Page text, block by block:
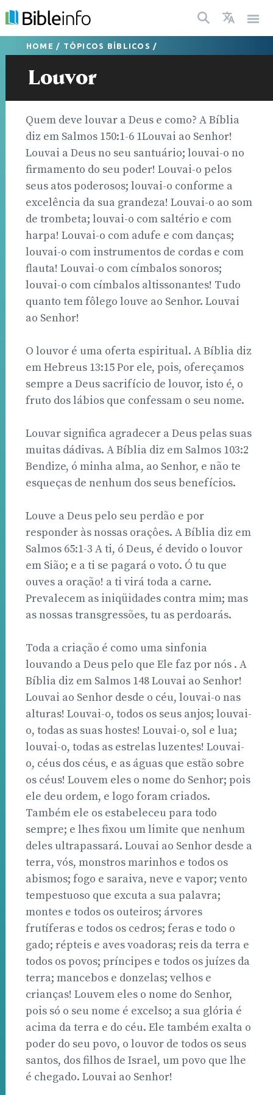
HOME / TÓPICOS BÍBLICOS /
Louvor
Quem deve louvar a Deus e como? A Bíblia
diz em Salmos 150:1-6 1Louvai ao Senhor!
Louvai a Deus no seu santuário; louvai-o no
firmamento do seu poder! Louvai-o pelos
seus atos poderosos; louvai-o conforme a
excelência da sua grandeza! Louvai-o ao som
de trombeta; louvai-o com saltério e com
harpa! Louvai-o com adufe e com danças;
louvai-o com instrumentos de cordas e com
flauta! Louvai-o com címbalos sonoros;
louvai-o com címbalos altissonantes! Tudo
quanto tem fôlego louve ao Senhor. Louvai
ao Senhor!
O louvor é uma oferta espiritual. A Bíblia diz
em Hebreus 13:15 Por ele, pois, ofereçamos
sempre a Deus sacrifício de louvor, isto é, o
fruto dos lábios que confessam o seu nome.
Louvar significa agradecer a Deus pelas suas
muitas dádivas. A Bíblia diz em Salmos 103:2
Bendize, ó minha alma, ao Senhor, e não te
esqueças de nenhum dos seus benefícios.
Louve a Deus pelo seu perdão e por
responder às nossas oraçôes. A Bíblia diz em
Salmos 65:1-3 A ti, ó Deus, é devido o louvor
em Sião; e a ti se pagará o voto. Ó tu que
ouves a oração! a ti virá toda a carne.
Prevalecem as iniqüidades contra mim; mas
as nossas transgressões, tu as perdoarás.
Toda a criação é como uma sinfonia
louvando a Deus pelo que Ele faz por nós . A
Bíblia diz em Salmos 148 Louvai ao Senhor!
Louvai ao Senhor desde o céu, louvai-o nas
alturas! Louvai-o, todos os seus anjos; louvai-
o, todas as suas hostes! Louvai-o, sol e lua;
louvai-o, todas as estrelas luzentes! Louvai-
o, céus dos céus, e as águas que estão sobre
os céus! Louvem eles o nome do Senhor; pois
ele deu ordem, e logo foram criados.
Também ele os estabeleceu para todo
sempre; e lhes fixou um limite que nenhum
deles ultrapassará. Louvai ao Senhor desde a
terra, vós, monstros marinhos e todos os
abismos; fogo e saraiva, neve e vapor; vento
tempestuoso que excuta a sua palavra;
montes e todos os outeiros; árvores
frutíferas e todos os cedros; feras e todo o
gado; répteis e aves voadoras; reis da terra e
todos os povos; príncipes e todos os juízes da
terra; mancebos e donzelas; velhos e
crianças! Louvem eles o nome do Senhor,
pois só o seu nome é excelso; a sua glória é
acima da terra e do céu. Ele também exalta o
poder do seu povo, o louvor de todos os seus
santos, dos filhos de Israel, um povo que lhe
é chegado. Louvai ao Senhor!